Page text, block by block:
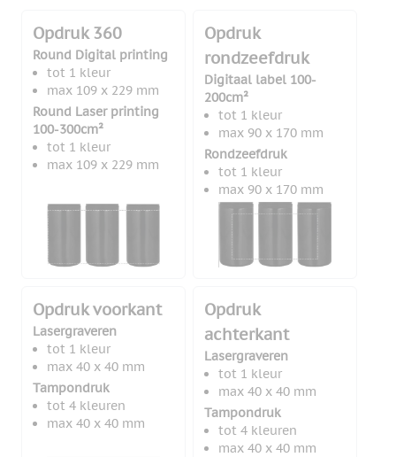
Opdruk 360
Round Digital printing
tot 1 kleur
max 109 x 229 mm
Round Laser printing
100-300cm²
tot 1 kleur
max 109 x 229 mm
Opdruk
rondzeefdruk
Digitaal label 100-
200cm²
tot 1 kleur
max 90 x 170 mm
Rondzeefdruk
tot 1 kleur
max 90 x 170 mm
Opdruk voorkant
Lasergraveren
tot 1 kleur
max 40 x 40 mm
Tampondruk
tot 4 kleuren
max 40 x 40 mm
Opdruk
achterkant
Lasergraveren
tot 1 kleur
max 40 x 40 mm
Tampondruk
tot 4 kleuren
max 40 x 40 mm